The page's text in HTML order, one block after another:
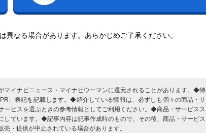
なる場合があります。あらかじめご了承ください。
イナビニュース・マイナビウーマンに還元されることがあります。◆特
」表記を記載します。◆紹介している情報は、必ずしも個々の商品・サ
ビスを選ぶときの参考情報としてご利用ください。◆商品・サービスス
ています。◆記事内容は記事作成時のもので、その後、商品・サービス
・提供が中止されている場合があります。